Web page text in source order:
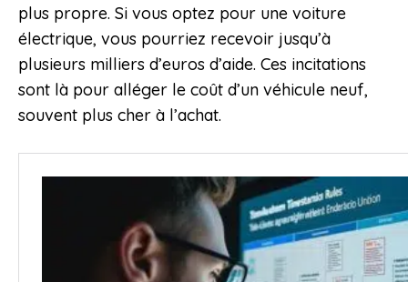
plus propre. Si vous optez pour une voiture
électrique, vous pourriez recevoir jusqu’à
plusieurs milliers d’euros d’aide. Ces incitations
sont là pour alléger le coût d’un véhicule neuf,
souvent plus cher à l’achat.